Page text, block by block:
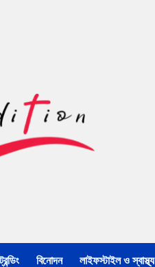
বিনোদন লাইফস্টাইল ও স্বাস্থ্য